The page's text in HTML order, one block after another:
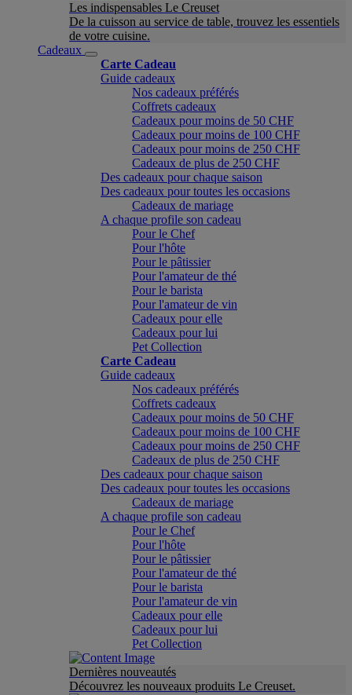
Les indispensables Le Creuset
De la cuisson au service de table, trouvez les essentiels
de votre cuisine.
Cadeaux
Carte Cadeau
Guide cadeaux
Nos cadeaux préférés
Coffrets cadeaux
Cadeaux pour moins de 50 CHF
Cadeaux pour moins de 100 CHF
Cadeaux pour moins de 250 CHF
Cadeaux de plus de 250 CHF
Des cadeaux pour chaque saison
Des cadeaux pour toutes les occasions
Cadeaux de mariage
A chaque profile son cadeau
Pour le Chef
Pour l'hôte
Pour le pâtissier
Pour l'amateur de thé
Pour le barista
Pour l'amateur de vin
Cadeaux pour elle
Cadeaux pour lui
Pet Collection
Carte Cadeau
Guide cadeaux
Nos cadeaux préférés
Coffrets cadeaux
Cadeaux pour moins de 50 CHF
Cadeaux pour moins de 100 CHF
Cadeaux pour moins de 250 CHF
Cadeaux de plus de 250 CHF
Des cadeaux pour chaque saison
Des cadeaux pour toutes les occasions
Cadeaux de mariage
A chaque profile son cadeau
Pour le Chef
Pour l'hôte
Pour le pâtissier
Pour l'amateur de thé
Pour le barista
Pour l'amateur de vin
Cadeaux pour elle
Cadeaux pour lui
Pet Collection
Dernières nouveautés
Découvrez les nouveaux produits Le Creuset.